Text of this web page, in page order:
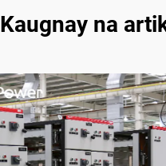
Kaugnay na